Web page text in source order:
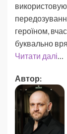
героїном,
буквально
Читати далі…
Автор: